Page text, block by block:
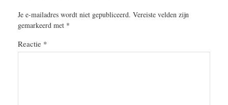
Je e-mailadres wordt niet gepubliceerd. Vereiste velden zijn
gemarkeerd met *
Reactie *